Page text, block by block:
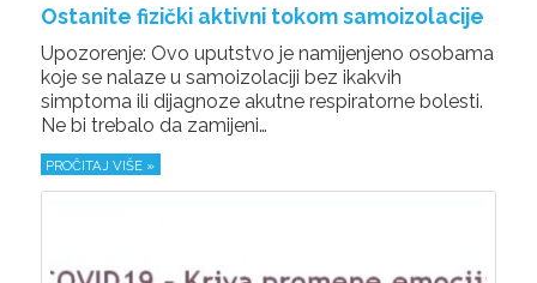
Ostanite fizički aktivni tokom samoizolacije
Upozorenje: Ovo uputstvo je namijenjeno osobama
koje se nalaze u samoizolaciji bez ikakvih
simptoma ili dijagnoze akutne respiratorne bolesti.
Ne bi trebalo da zamijeni…
PROČITAJ VIŠE »